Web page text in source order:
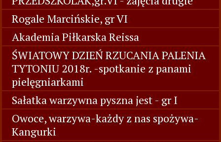
Rogale Marcińskie, gr VI
Akademia Piłkarska Reissa
ŚWIATOWY DZIEŃ RZUCANIA PALENIA
TYTONIU 2018r. -spotkanie z panami
pielęgniarkami
Sałatka warzywna pyszna jest - gr I
Owoce, warzywa-każdy z nas spożywa-
Kangurki